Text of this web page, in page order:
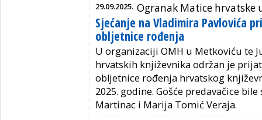
29.09.2025. Ogranak Matice hrvatske
Sjećanje na Vladimira Pavlovića
obljetnice rođenja
U organizaciji OMH u Metkoviću te
hrvatskih književnika održan je
obljetnice rođenja hrvatskog
2025. godine. Gošće predavačice
Martinac i Marija Tomić Veraja.